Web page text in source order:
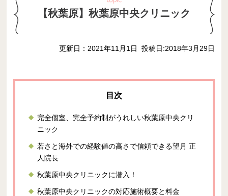
【秋葉原】秋葉原中央クリニック
更新日：2021年11月1日 投稿日:2018年3月29日
完全個室、完全予約制がうれしい秋葉原中央クリ
ニック
若さと海外での経験値の高さで信頼できる望月 正
人院長
秋葉原中央クリニックに潜入！
秋葉原中央クリニックの対応施術概要と料金